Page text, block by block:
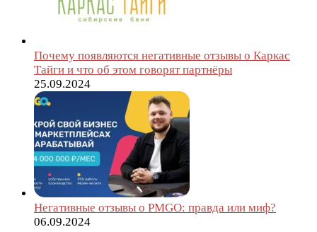
Почему появляются негативные отзывы о Каркас
Тайги и что об этом говорят партнёры
25.09.2024
Негативные отзывы о PMGO: правда или миф?
06.09.2024